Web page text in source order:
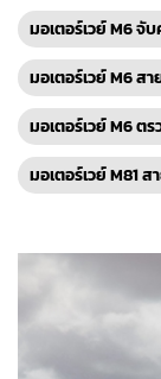
มอเตอร์เวย์ M6 จับ
มอเตอร์เวย์ M6 ส
มอเตอร์เวย์ M6 ต
มอเตอร์เวย์ M81